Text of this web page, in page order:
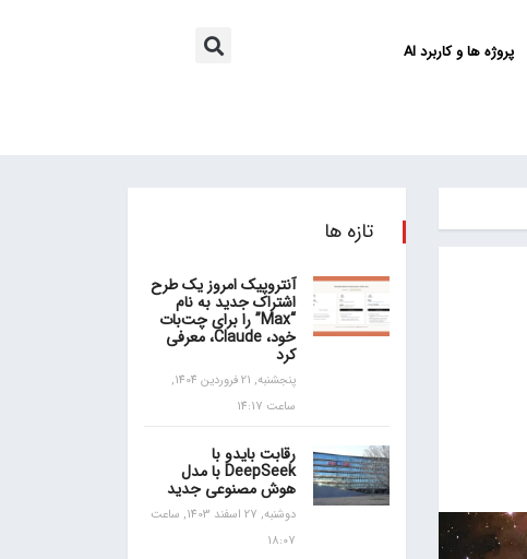
پروژه ها و کاربرد AI
تازه ها
آنتروپیک امروز یک طرح
اشتراک جدید به نام
“Max” را برای چت‌بات
خود، Claude، معرفی
کرد
پنجشنبه, 21 فروردین 1404,
ساعت 14:17
رقابت بایدو با
DeepSeek با مدل
هوش مصنوعی جدید
دوشنبه, 27 اسفند 1403, ساعت
18:07